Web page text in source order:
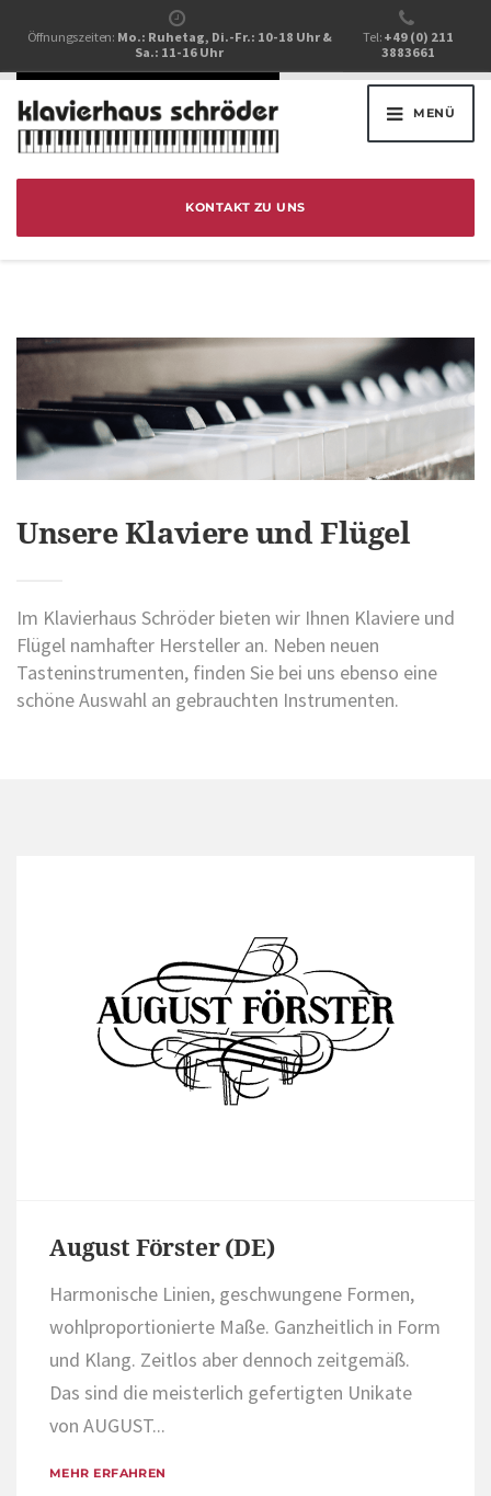
Öffnungszeiten: Mo.: Ruhetag, Di.-Fr.: 10-18 Uhr &
Sa.: 11-16 Uhr
Tel: +49 (0) 211
3883661
MENÜ
KONTAKT ZU UNS
Unsere Klaviere und Flügel
Im Klavierhaus Schröder bieten wir Ihnen Klaviere und
Flügel namhafter Hersteller an. Neben neuen
Tasteninstrumenten, finden Sie bei uns ebenso eine
schöne Auswahl an gebrauchten Instrumenten.
August Förster (DE)
Harmonische Linien, geschwungene Formen,
wohlproportionierte Maße. Ganzheitlich in Form
und Klang. Zeitlos aber dennoch zeitgemäß.
Das sind die meisterlich gefertigten Unikate
von AUGUST...
MEHR ERFAHREN